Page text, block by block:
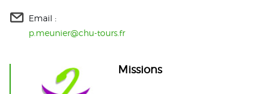
Email :
p.meunier@chu-tours.fr
Missions